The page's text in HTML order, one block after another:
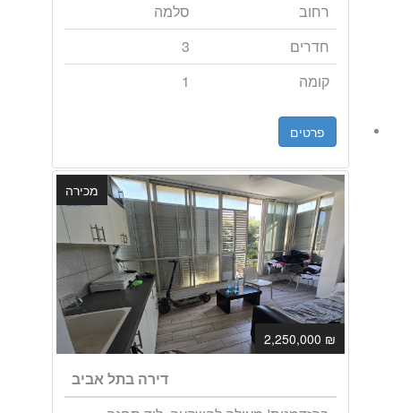
רחוב
סלמה
חדרים
3
קומה
1
פרטים
₪ 2,250,000
מכירה
דירה בתל אביב